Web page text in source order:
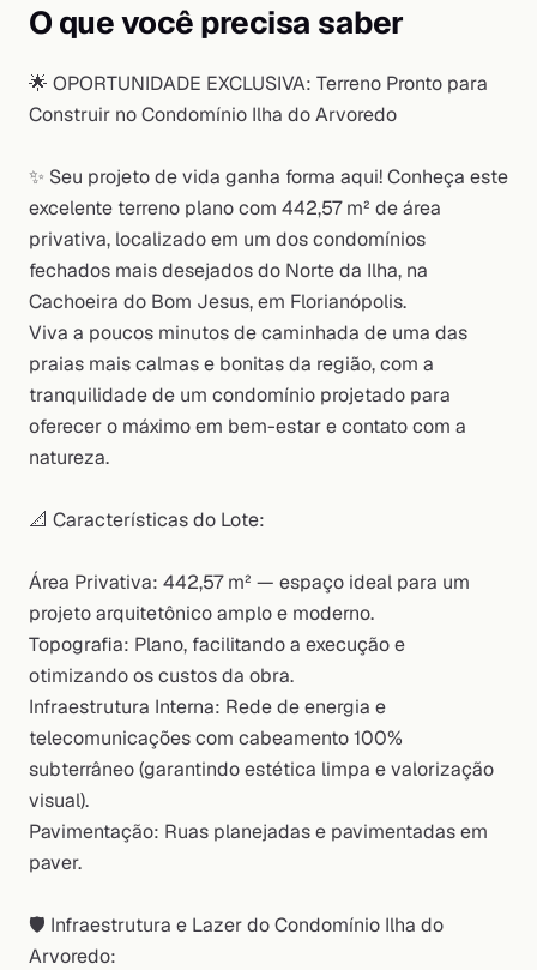
O que você precisa saber
🌟 OPORTUNIDADE EXCLUSIVA: Terreno Pronto para
Construir no Condomínio Ilha do Arvoredo
✨ Seu projeto de vida ganha forma aqui! Conheça este
excelente terreno plano com 442,57 m² de área
privativa, localizado em um dos condomínios
fechados mais desejados do Norte da Ilha, na
Cachoeira do Bom Jesus, em Florianópolis.
Viva a poucos minutos de caminhada de uma das
praias mais calmas e bonitas da região, com a
tranquilidade de um condomínio projetado para
oferecer o máximo em bem-estar e contato com a
natureza.
📐 Características do Lote:
Área Privativa: 442,57 m² — espaço ideal para um
projeto arquitetônico amplo e moderno.
Topografia: Plano, facilitando a execução e
otimizando os custos da obra.
Infraestrutura Interna: Rede de energia e
telecomunicações com cabeamento 100%
subterrâneo (garantindo estética limpa e valorização
visual).
Pavimentação: Ruas planejadas e pavimentadas em
paver.
🛡️ Infraestrutura e Lazer do Condomínio Ilha do
Arvoredo: